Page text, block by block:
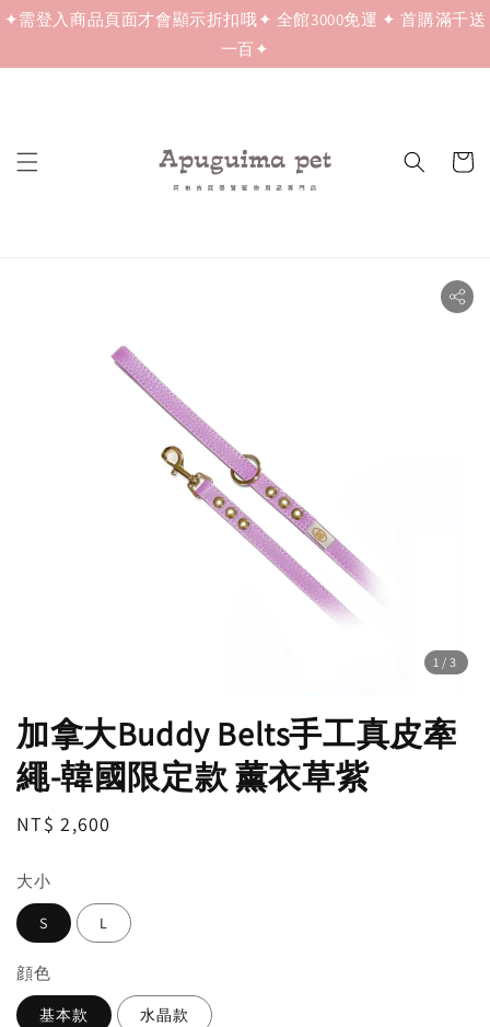
✦需登入商品頁面才會顯示折扣哦✦ 全館3000免運 ✦ 首購滿千送
一百✦
1 /3
加拿大Buddy Belts手工真皮牽
繩-韓國限定款 薰衣草紫
Regular
NT$ 2,600
大小
S L
顔色
基本款 水晶款